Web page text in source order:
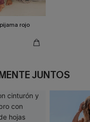
rojo
JUNTOS